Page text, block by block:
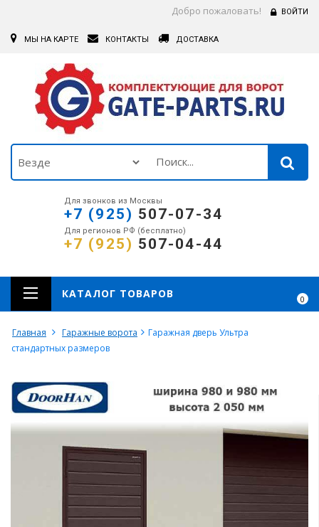
Добро пожаловать! ВОЙТИ
МЫ НА КАРТЕ КОНТАКТЫ ДОСТАВКА
Для звонков из Москвы
+7 (925) 507-07-34
Для регионов РФ (бесплатно)
+7 (925) 507-04-44
0
КАТАЛОГ ТОВАРОВ
Главная Гаражные ворота
Гаражная дверь Ультра
стандартных размеров